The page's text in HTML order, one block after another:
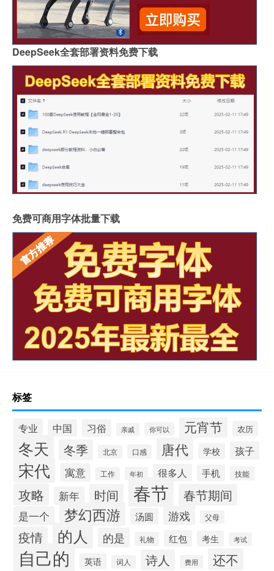
DeepSeek全套部署资料免费下载
免费可商用字体批量下载
标签
专业 中国 习俗 亲戚 你可以 元宵节 农历
冬天 冬季 北京 口感 唐代 学校 孩子
宋代 寓意 工作 年初 很多人 手机 技能
攻略 新年 时间 春节 春节期间
是一个 梦幻西游 汤圆 游戏 父母
疫情 的人 的是 礼物 红包 考生 考试
自己的 英语 词人 诗人 费用 还不